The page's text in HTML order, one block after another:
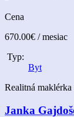
Cena
670.00€ / mesiac
Typ:
Byt
Realitná
Janka